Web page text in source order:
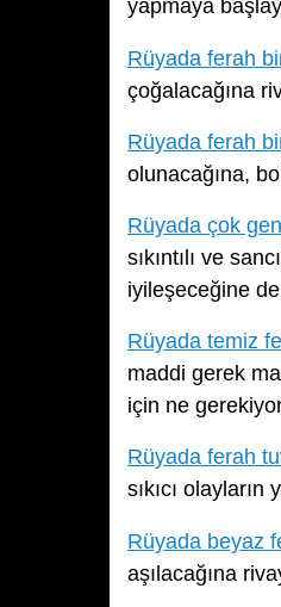
yapmaya
Rüyada ferah
çoğalacağına
Rüyada ferah
olunacağına,
Rüyada çok
sıkıntılı ve
iyileşeceğine
Rüyada temiz
maddi gerek
için ne
Rüyada ferah
sıkıcı
Rüyada beyaz
aşılacağına